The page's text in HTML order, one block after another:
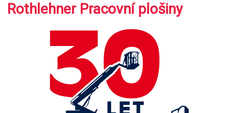
Rothlehner Pracovní plošiny